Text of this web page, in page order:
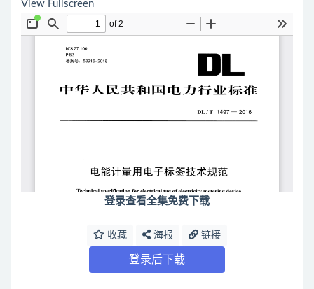
View Fullscreen
登录查看全集免费下载
收藏 海报 链接
登录后下载